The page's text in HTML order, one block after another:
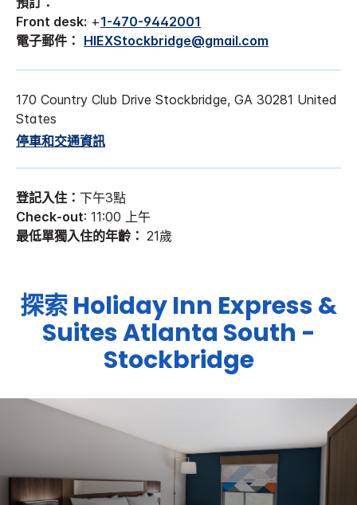
Front desk: +1-470-9442001
電子郵件： HIEXStockbridge@gmail.com
170 Country Club Drive Stockbridge, GA 30281 United
States
停車和交通資訊
登記入住： 下午3點
Check-out: 11:00 上午
最低單獨入住的年齡： 21歲
探索Holiday Inn Express &
SuitesAtlanta South -
Stockbridge